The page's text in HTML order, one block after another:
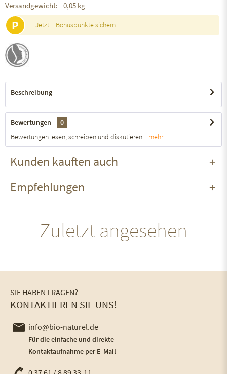
Versandgewicht:
0,05 kg
P Jetzt Bonuspunkte sichern
Beschreibung
Bewertungen
0
Bewertungen lesen, schreiben und diskutieren... mehr
Kunden kauften auch
Empfehlungen
Zuletzt angesehen
SIE HABEN FRAGEN?
KONTAKTIEREN SIE UNS!
info@bio-naturel.de
Für die einfache und direkte
Kontaktaufnahme per E-Mail